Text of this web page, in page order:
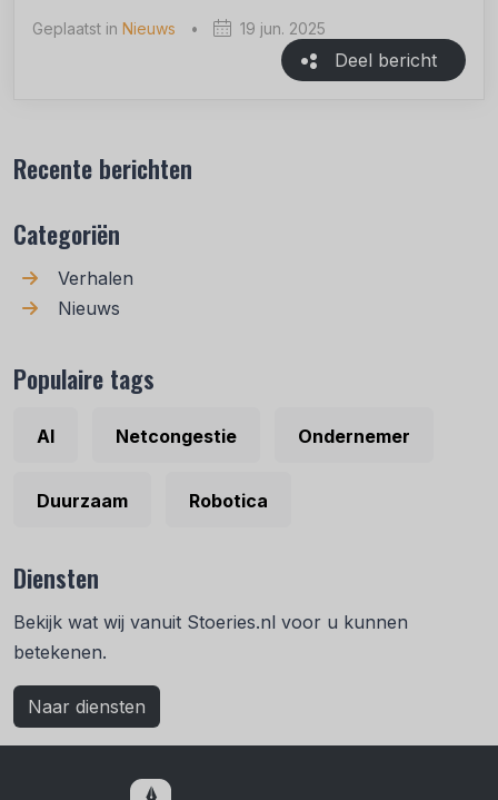
Geplaatst in Nieuws • 19 jun. 2025
Deel bericht
Recente berichten
Categoriën
Verhalen
Nieuws
Populaire tags
AI Netcongestie Ondernemer
Duurzaam Robotica
Diensten
Bekijk wat wij vanuit Stoeries.nl voor u kunnen
betekenen.
Naar diensten